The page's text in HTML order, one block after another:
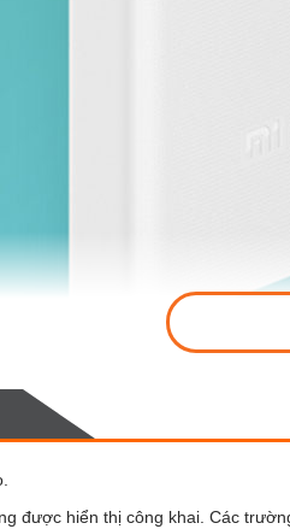
được hiển thị công khai. Các